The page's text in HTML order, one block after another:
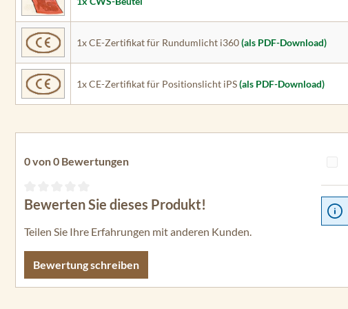
1x CE-Zertifikat für Rundumlicht i360(als PDF-Download)
1x CE-Zertifikat für Positionslicht iPS(als PDF-Download)
0 von 0 Bewertungen
Durchschnittliche Bewertung von 0 von 5 Sternen
Bewerten Sie dieses Produkt!
Teilen Sie Ihre Erfahrungen mit anderen Kunden.
Bewertung schreiben